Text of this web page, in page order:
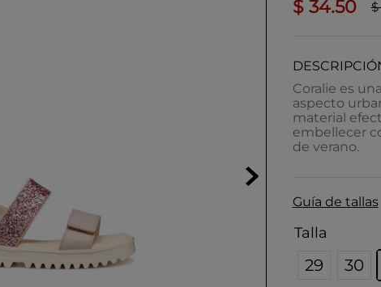
$ 34.50 $
Coralie es
aspecto
material
embellecer
de verano.
Guía de tallas
Talla
29 30